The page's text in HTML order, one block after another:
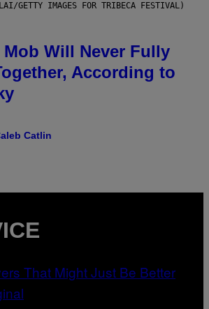
GETTY IMAGES FOR TRIBECA FESTIVAL)
Mob Will Never Fully
According to
Catlin